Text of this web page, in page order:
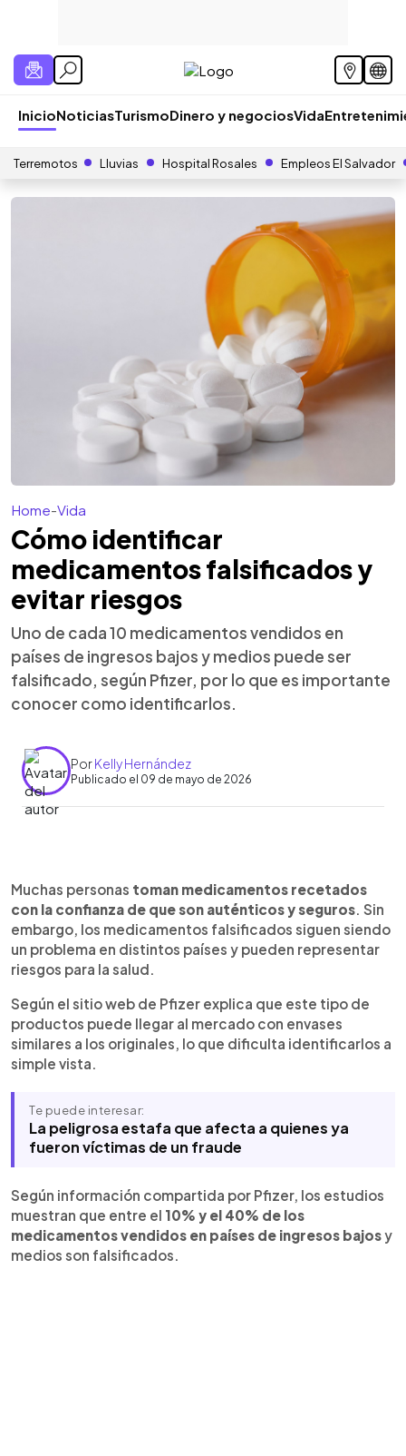
InicioNoticiasTurismoDinero y negociosVida
Terremotos Lluvias Hospital Rosales Empleos El Salvador
Home-Vida
Cómo identificar
medicamentos falsificados y
evitar riesgos
Uno de cada 10 medicamentos vendidos en
países de ingresos bajos y medios puede ser
falsificado, según Pfizer, por lo que es importante
conocer como identificarlos.
PorKelly Hernández
Publicado el 09 de mayo de 2026
Escuchar artículo
Los medicamentos falsificados continúan siendo
un problema en distintos países y pueden
representar riesgos para la salud de quienes los
consumen. Pfizer advirtió que algunos productos
llegan al mercado con empaques similares a los
originales, lo que dificulta identificarlos. La
compañía señaló que existen señales de alerta
como errores ortográficos, cambios en la forma
de las tabletas, empaques dañados o pastillas
con apariencia irregular. Amy Callanan,
laboratorio confirman si un medicamento es falso.
Pfizer también recomendó comprar únicamente
en farmacias autorizadas y evitar
sospechosos.
Muchas personas toman medicamentos recetados
con la confianza de que son auténticos y seguros. Sin
embargo, los medicamentos falsificados siguen siendo
un problema en distintos países y pueden representar
riesgos para la salud.
Según el sitio web de Pfizer explica que este tipo de
productos puede llegar al mercado con envases
similares a los originales, lo que dificulta identificarlos a
simple vista.
Te puede interesar:
La peligrosa estafa que afecta a quienes ya
fueron víctimas de un fraude
Según información compartida por Pfizer, los estudios
muestran que entre el 10% y el 40% de los
medicamentos vendidos en países de ingresos bajosy
medios son falsificados.